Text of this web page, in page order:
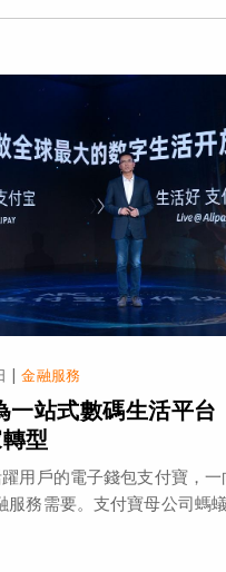
| 金融服務
一站式數碼生活平
型
用戶的電子錢包支付寶，一
服務需要。支付寶母公司螞